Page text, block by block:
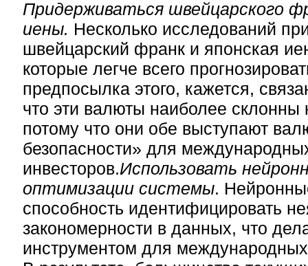
Придерживаться швейцарского
иены. Несколько исследований
швейцарский франк и японская
которые легче всего
предпосылка этого, кажется,
что эти валюты наиболее склонны
потому что они обе выступают
безопасности» для
инвесторов.Использовать
оптимизации системы.
способность идентифицировать
закономерности в данных, что
инструментом для